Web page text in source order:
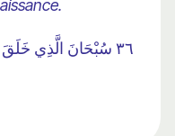
٣٦ سُبْحَانَ الَّذِي